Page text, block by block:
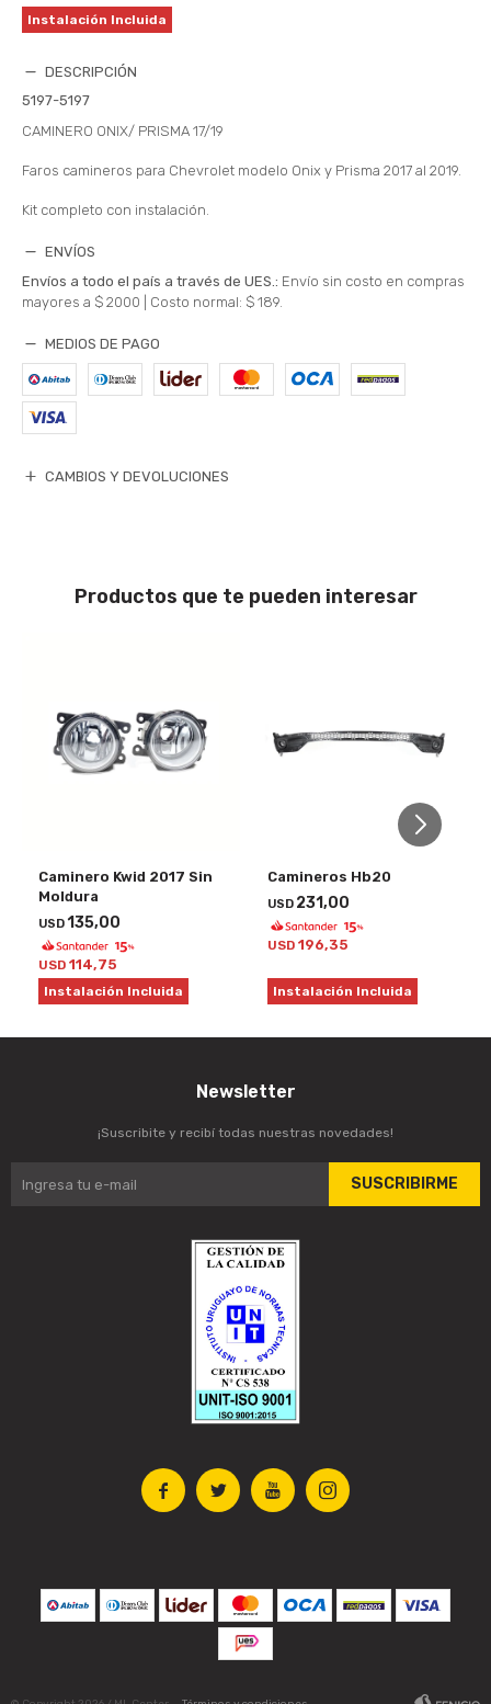
Instalación Incluida
DESCRIPCIÓN
5197-5197
CAMINERO ONIX/ PRISMA 17/19
Faros camineros para Chevrolet modelo Onix y Prisma 2017 al 2019.
Kit completo con instalación.
ENVÍOS
Envíos a todo el país a través de UES.: Envío sin costo en compras
mayores a $ 2000 | Costo normal: $ 189.
MEDIOS DE PAGO
CAMBIOS Y DEVOLUCIONES
Productos que te pueden interesar
Caminero Kwid 2017 Sin
Moldura
USD135,00
USD 114,75
Instalación Incluida
Camineros Hb20
USD 231,00
USD 196,35
Instalación Incluida
   
Newsletter
¡Suscribite y recibí todas nuestras novedades!
SUSCRIBIRME